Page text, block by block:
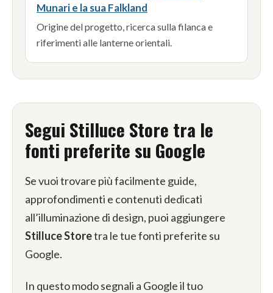
Munari e la sua Falkland
Origine del progetto, ricerca sulla filanca e
riferimenti alle lanterne orientali.
Segui Stilluce Store tra le
fonti preferite su Google
Se vuoi trovare più facilmente guide,
approfondimenti e contenuti dedicati
all’illuminazione di design, puoi aggiungere
Stilluce Storetra le tue fonti preferite su
Google.
In questo modo segnali a Google il tuo